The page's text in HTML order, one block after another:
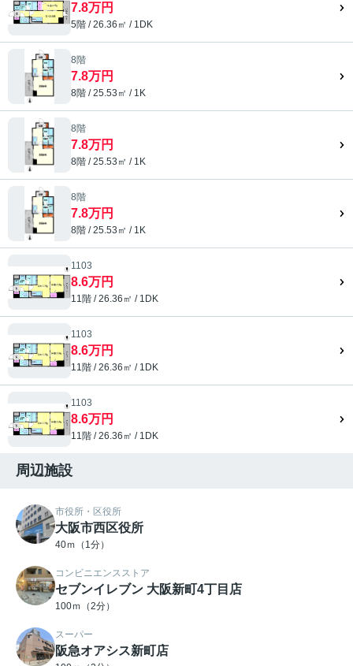
7.8万円
5階 / 26.36㎡ / 1DK
8階
7.8万円
8階 / 25.53㎡ / 1K
8階
7.8万円
8階 / 25.53㎡ / 1K
8階
7.8万円
8階 / 25.53㎡ / 1K
1103
8.6万円
11階 / 26.36㎡ / 1DK
1103
8.6万円
11階 / 26.36㎡ / 1DK
1103
8.6万円
11階 / 26.36㎡ / 1DK
周辺施設
市役所・区役所
大阪市西区役所
40ｍ（1分）
コンビニエンスストア
セブンイレブン 大阪新町4丁目店
100ｍ（2分）
スーパー
阪急オアシス新町店